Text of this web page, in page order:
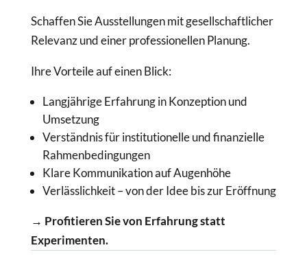
Schaffen Sie Ausstellungen mit gesellschaftlicher
Relevanz und einer professionellen Planung.
Ihre Vorteile auf einen Blick:
Langjährige Erfahrung in Konzeption und
Umsetzung
Verständnis für institutionelle und finanzielle
Rahmenbedingungen
Klare Kommunikation auf Augenhöhe
Verlässlichkeit – von der Idee bis zur Eröffnung
→ Profitieren Sie von Erfahrung statt
Experimenten.